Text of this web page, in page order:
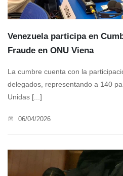
Venezuela participa en
Fraude en ONU Viena
La cumbre cuenta con la
delegados, representando a 140
Unidas [...]
06/04/2026